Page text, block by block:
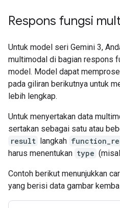
Respons fungsi
Untuk model seri Gemini 3,
multimodal di bagian respons
model. Model dapat
pada giliran berikutnya untuk
lebih lengkap.
Untuk menyertakan data
sertakan sebagai satu atau
result
langkah
harus menentukan type
Contoh berikut menunjukkan
yang berisi data gambar